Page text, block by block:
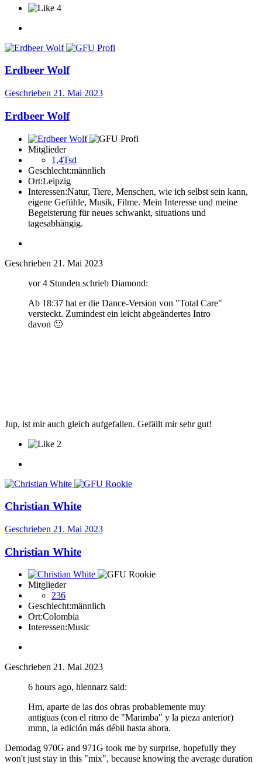
4
Erdbeer Wolf
Geschrieben 21. Mai 2023
Erdbeer Wolf
Mitglieder
1,4Tsd
Geschlecht:männlich
Ort:Leipzig
Interessen:Natur, Tiere, Menschen, wie ich selbst sein kann,
eigene Gefühle, Musik, Filme. Mein Interesse und meine
Begeisterung für neues schwankt, situations und
tagesabhängig.
Geschrieben 21. Mai 2023
vor 4 Stunden schrieb Diamond:
Ab 18:37 hat er die Dance-Version von "Total Care"
versteckt. Zumindest ein leicht abgeändertes Intro
davon 🙂
Jup, ist mir auch gleich aufgefallen. Gefällt mir sehr gut!
2
Christian White
Geschrieben 21. Mai 2023
Christian White
Mitglieder
236
Geschlecht:männlich
Ort:Colombia
Interessen:Music
Geschrieben 21. Mai 2023
6 hours ago, hlennarz said:
Hm, aparte de las dos obras probablemente muy
antiguas (con el ritmo de "Marimba" y la pieza anterior)
mmn, la edición más débil hasta ahora.
Demodag 970G and 971G took me by surprise, hopefully they
won't just stay in this "mix", because knowing the average duration